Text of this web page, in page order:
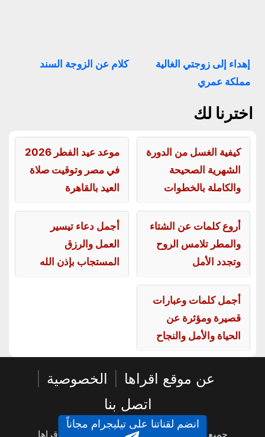
إهداء إلى زوجتي الغالية
مملكة عمري
كلام عن الزوجة السند
اخترنا لك
كيفية الغسل من الدورة
الشهرية الصحيحة
والكاملة بالخطوات
موعد عيد الفطر 2026
في مصر وتوقيت صلاة
العيد بالقاهرة
أروع كلمات عن الشتاء
والمطر تلامس الروح
وتجدد الأمل
أجمل دعاء تيسير
العمل والرزق
المستجاب بإذن الله
أجمل كلمات وعبارات
قصيرة ومؤثرة عن
الحياة والأمل والنجاح
عن موقع اقراها الخصوصية
اتصل بنا
جميع الحقوق محفوظة © 2016 - 2026 - اقراها
انضم لقناتنا على تيليجرام مجاناً